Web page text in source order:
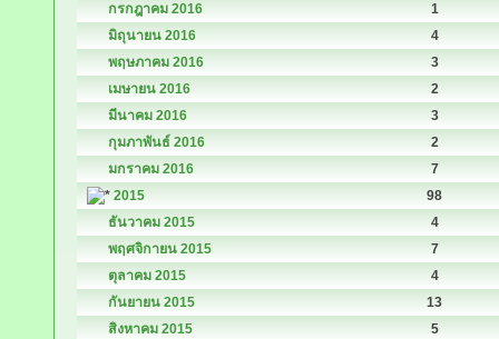
กรกฎาคม 2016
1
มิถุนายน 2016
4
พฤษภาคม 2016
3
เมษายน 2016
2
มีนาคม 2016
3
กุมภาพันธ์ 2016
2
มกราคม 2016
7
2015
98
ธันวาคม 2015
4
พฤศจิกายน 2015
7
ตุลาคม 2015
4
กันยายน 2015
13
สิงหาคม 2015
5